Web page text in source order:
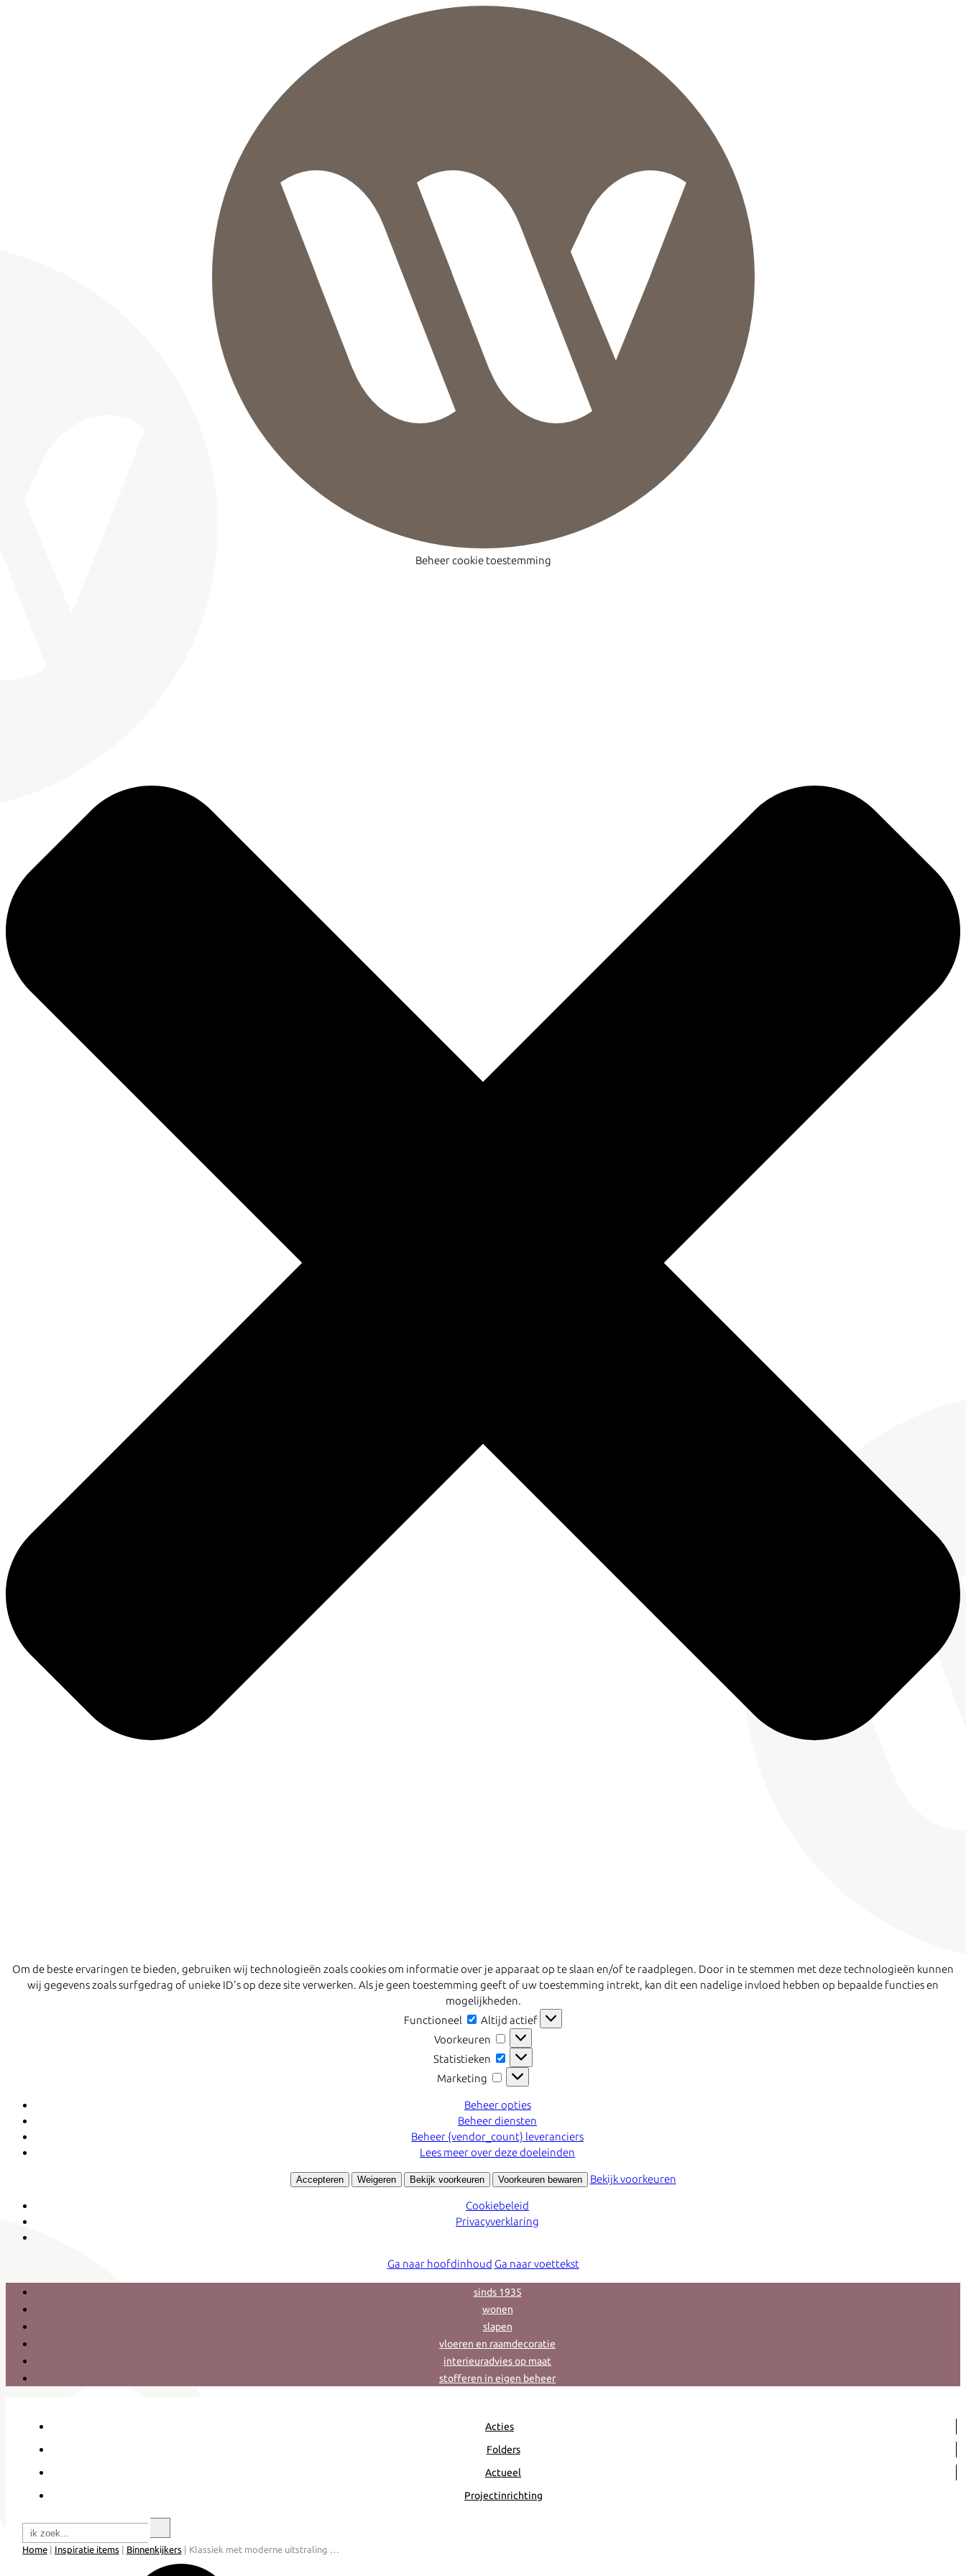
Beheer cookie toestemming
Om de beste ervaringen te bieden, gebruiken wij technologieën zoals cookies om informatie over je apparaat op te slaan en/of te raadplegen. Door in te stemmen met deze technologieën kunnen
wij gegevens zoals surfgedrag of unieke ID's op deze site verwerken. Als je geen toestemming geeft of uw toestemming intrekt, kan dit een nadelige invloed hebben op bepaalde functies en
mogelijkheden.
Functioneel
Functioneel
Altijd actief
Voorkeuren
Voorkeuren
Statistieken
Statistieken
Marketing
Marketing
Beheer opties
Beheer diensten
Beheer {vendor_count} leveranciers
Lees meer over deze doeleinden
Accepteren Weigeren Bekijk voorkeuren Voorkeuren bewaren Bekijk voorkeuren
Cookiebeleid
Privacyverklaring
Ga naar hoofdinhoud Ga naar voettekst
sinds 1935
wonen
slapen
vloeren en raamdecoratie
interieuradvies op maat
stofferen in eigen beheer
Acties
Folders
Actueel
Projectinrichting
Zoeken
Home| Inspiratie items| Binnenkijkers|
Klassiek met moderne uitstraling in